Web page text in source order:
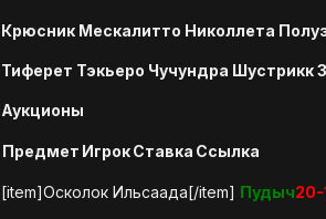
Крюсник Мескалитто Николлета
Тиферет Тэкьеро Чучундра Шустрикк
Аукционы
Предмет ИгрокСтавка Ссылка
[item]Осколок Ильсаада[/item] Пудыч20-